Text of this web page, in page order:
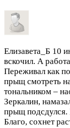
Елизавета_Б 10
вскочил. А
Переживал как
прыщ смотреть
тональником –
Зеркалин,
прыщ подсдулся.
Благо, сохнет